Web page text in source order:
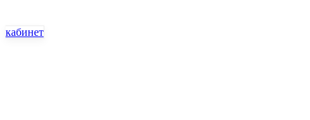
кабинет